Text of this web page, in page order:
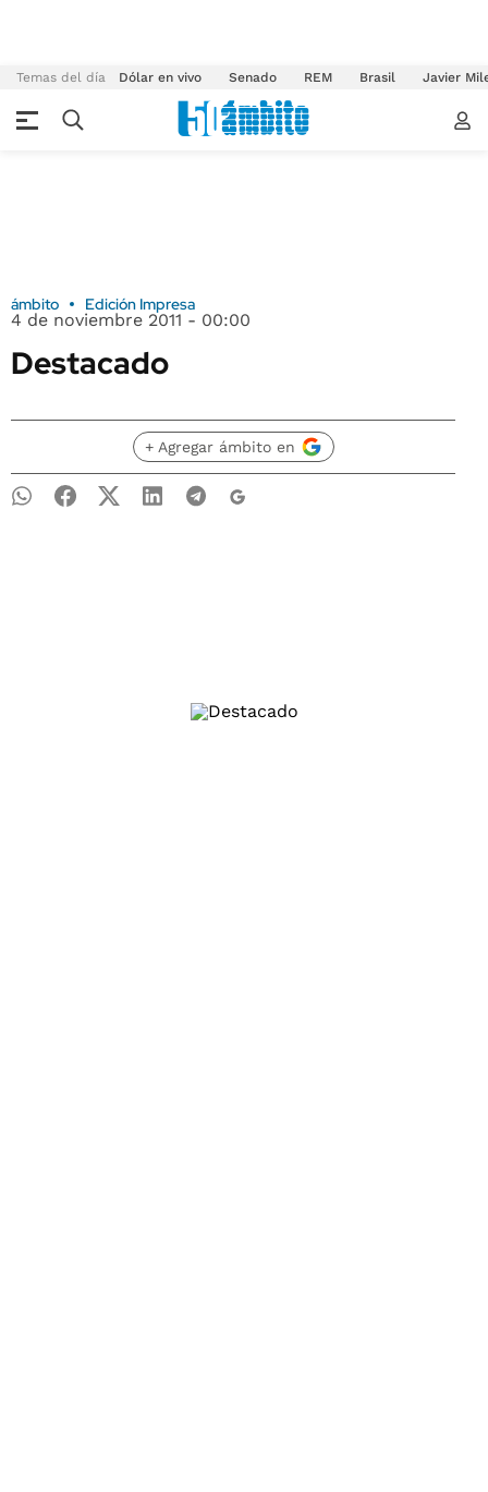
Temas del día Dólar en vivo Senado REM Brasil Javier
ámbito Edición Impresa
4 de noviembre 2011 - 00:00
Destacado
+ Agregar ámbito en